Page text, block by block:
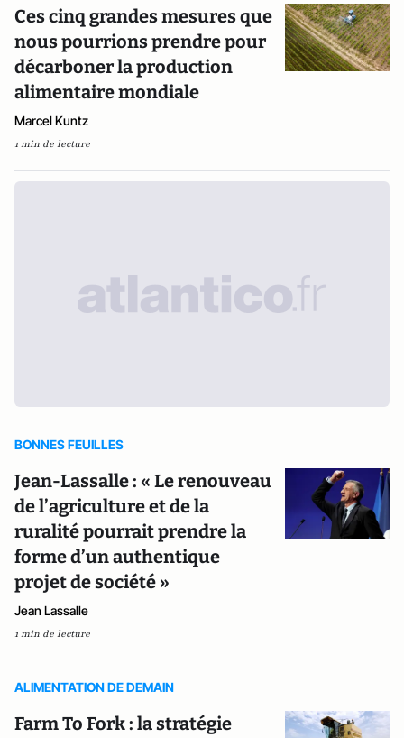
Ces cinq grandes mesures que
nous pourrions prendre pour
décarboner la production
alimentaire mondiale
Marcel Kuntz
1 min de lecture
BONNES FEUILLES
Jean-Lassalle : « Le renouveau
de l’agriculture et de la
ruralité pourrait prendre la
forme d’un authentique
projet de société »
Jean Lassalle
1 min de lecture
ALIMENTATION DE DEMAIN
Farm To Fork : la stratégie